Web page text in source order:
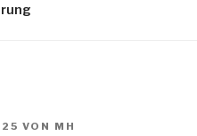
VON MH